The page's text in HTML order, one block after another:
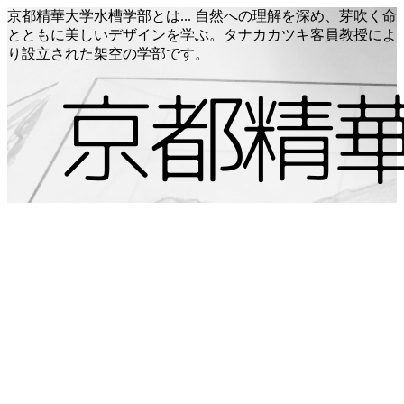
京都精華大学水槽学部とは... 自然への理解を深め、芽吹く命
とともに美しいデザインを学ぶ。タナカカツキ客員教授によ
り設立された架空の学部です。